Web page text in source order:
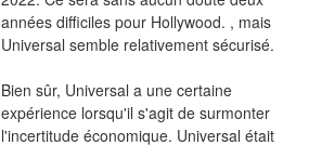
années difficiles pour Hollywood. , mais
Universal semble relativement sécurisé.
Bien sûr, Universal a une certaine
expérience lorsqu'il s'agit de surmonter
l'incertitude économique. Universal était